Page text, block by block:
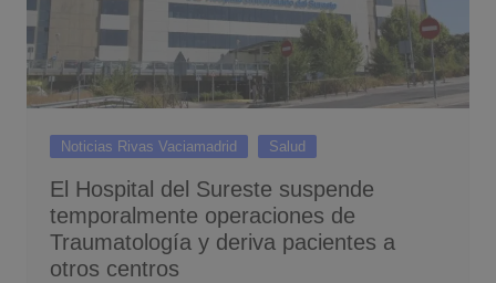
Noticias Rivas Vaciamadrid Salud
El Hospital del Sureste suspende
temporalmente operaciones de
Traumatología y deriva pacientes a
otros centros